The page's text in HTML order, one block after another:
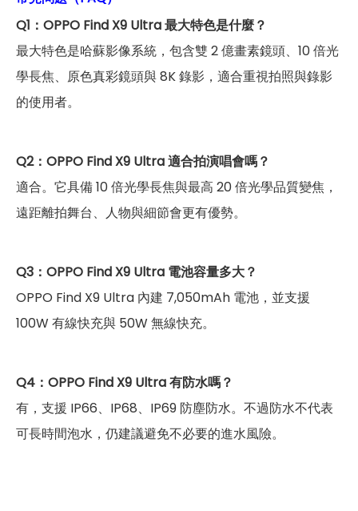
Q1：OPPO Find X9 Ultra 最大特色是什麼？
最大特色是哈蘇影像系統，包含雙 2 億畫素鏡頭、10 倍光
學長焦、原色真彩鏡頭與 8K 錄影，適合重視拍照與錄影
的使用者。
Q2：OPPO Find X9 Ultra 適合拍演唱會嗎？
適合。它具備 10 倍光學長焦與最高 20 倍光學品質變焦，
遠距離拍舞台、人物與細節會更有優勢。
Q3：OPPO Find X9 Ultra 電池容量多大？
OPPO Find X9 Ultra 內建 7,050mAh 電池，並支援
100W 有線快充與 50W 無線快充。
Q4：OPPO Find X9 Ultra 有防水嗎？
有，支援 IP66、IP68、IP69 防塵防水。不過防水不代表
可長時間泡水，仍建議避免不必要的進水風險。